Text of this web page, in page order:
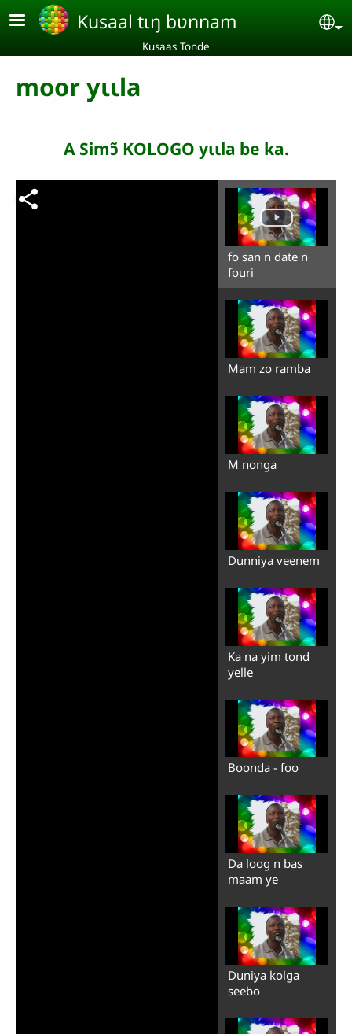
Aller au contenu principal
Kusaal tɩŋ bʋnnam
Kusaas Tonde
moor yɩɩla
A Simɔ̃ KOLOGO yɩɩla be ka.
fo san n date n
fouri
Mam zo ramba
M nonga
Dunniya veenem
Ka na yim tond
yelle
Boonda - foo
Da loog n bas
maam ye
Duniya kolga
seebo